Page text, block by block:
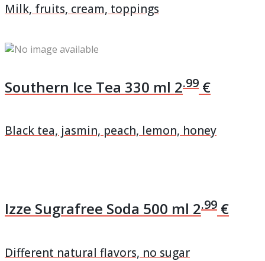
Milk, fruits, cream, toppings
Southern Ice Tea 330 ml 2.99 €
Black tea, jasmin, peach, lemon, honey
Izze Sugrafree Soda 500 ml 2.99 €
Different natural flavors, no sugar